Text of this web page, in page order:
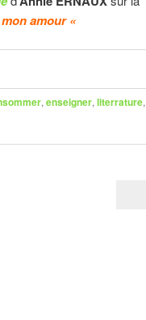
amour «
,enseigner,literrature,